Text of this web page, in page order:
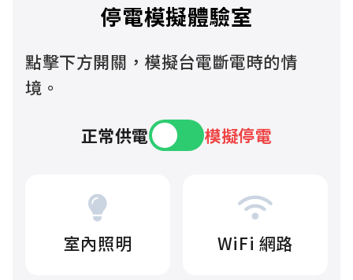
停電模擬體驗室
點擊下方開關，模擬台電斷電時的情
境。
正常供電 模擬停電
室內照明 WiFi 網路